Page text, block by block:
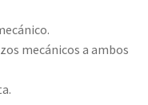
mecánicos a ambos